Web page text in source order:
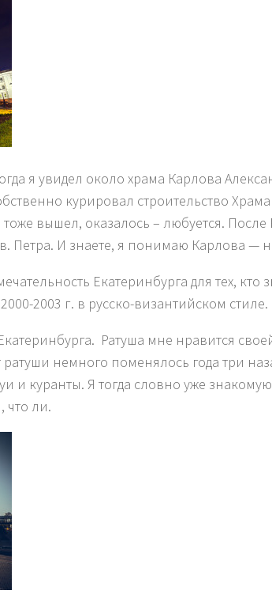
я увидел около храма Карлова
курировал строительство
вышел, оказалось – любуется.
Петра. И знаете, я понимаю Карлова —
Екатеринбурга для тех, кто
2003 г. в русско-византийском стиле.
Ратуша мне нравится
немного поменялось года три
и куранты. Я тогда словно уже
что ли.